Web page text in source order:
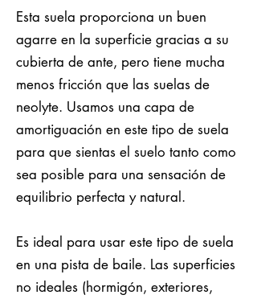
Esta suela proporciona un buen
agarre en la superficie gracias a su
cubierta de ante, pero tiene mucha
menos fricción que las suelas de
neolyte. Usamos una capa de
amortiguación en este tipo de suela
para que sientas el suelo tanto como
sea posible para una sensación de
equilibrio perfecta y natural.
Es ideal para usar este tipo de suela
en una pista de baile. Las superficies
no ideales (hormigón, exteriores,